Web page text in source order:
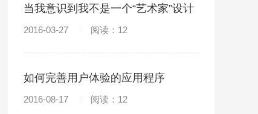
当我意识到我不是一个“艺术家”设计
师
2016-03-27 阅读：12
如何完善用户体验的应用程序
2016-08-17 阅读：12